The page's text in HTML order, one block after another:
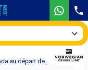
Croisière Norwegian Bliss : États-Unis, Canada au départ de Seattle